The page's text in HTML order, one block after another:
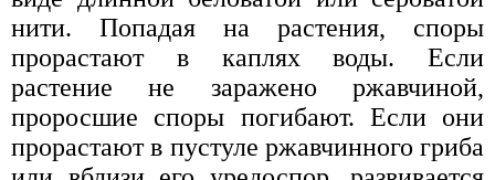
нити. Попадая на растения, споры
прорастают в каплях воды. Если
растение не заражено ржавчиной,
проросшие споры погибают. Если они
прорастают в пустуле ржавчинного гриба